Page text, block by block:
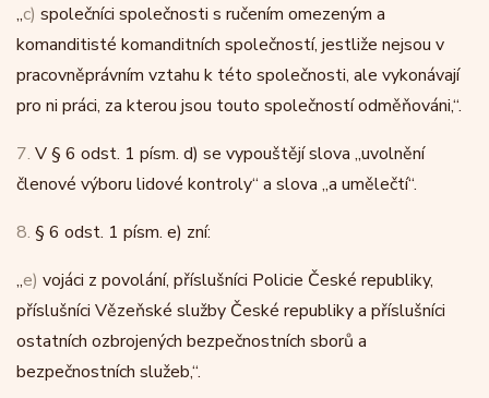
„c) společníci společnosti s ručením omezeným a
komanditisté komanditních společností, jestliže nejsou v
pracovněprávním vztahu k této společnosti, ale vykonávají
pro ni práci, za kterou jsou touto společností odměňováni,“.
7. V § 6 odst. 1 písm. d) se vypouštějí slova „uvolnění
členové výboru lidové kontroly“ a slova „a umělečtí“.
8. § 6 odst. 1 písm. e) zní:
„e) vojáci z povolání, příslušníci Policie České republiky,
příslušníci Vězeňské služby České republiky a příslušníci
ostatních ozbrojených bezpečnostních sborů a
bezpečnostních služeb,“.